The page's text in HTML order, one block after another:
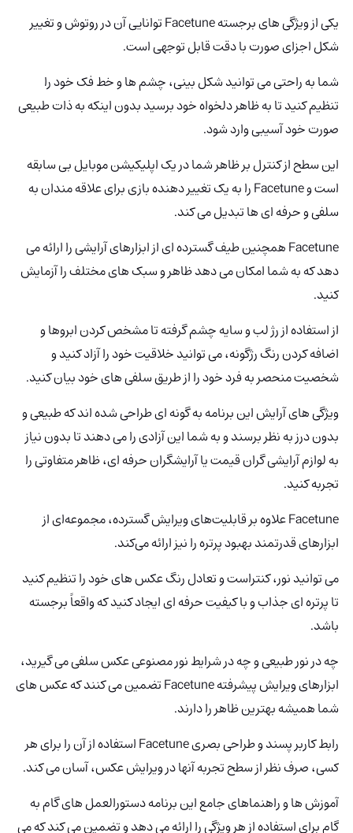
یکی از ویژگی های برجسته Facetune توانایی آن در روتوش و تغییر
شکل اجزای صورت با دقت قابل توجهی است.
شما به راحتی می توانید شکل بینی، چشم ها و خط فک خود را
تنظیم کنید تا به ظاهر دلخواه خود برسید بدون اینکه به ذات طبیعی
صورت خود آسیبی وارد شود.
این سطح از کنترل بر ظاهر شما در یک اپلیکیشن موبایل بی سابقه
است و Facetune را به یک تغییر دهنده بازی برای علاقه مندان به
سلفی و حرفه ای ها تبدیل می کند.
Facetune همچنین طیف گسترده ای از ابزارهای آرایشی را ارائه می
دهد که به شما امکان می دهد ظاهر و سبک های مختلف را آزمایش
کنید.
از استفاده از رژ لب و سایه چشم گرفته تا مشخص کردن ابروها و
اضافه کردن رنگ رژگونه، می توانید خلاقیت خود را آزاد کنید و
شخصیت منحصر به فرد خود را از طریق سلفی های خود بیان کنید.
ویژگی های آرایش این برنامه به گونه ای طراحی شده اند که طبیعی و
بدون درز به نظر برسند و به شما این آزادی را می دهند تا بدون نیاز
به لوازم آرایشی گران قیمت یا آرایشگران حرفه ای، ظاهر متفاوتی را
تجربه کنید.
Facetune علاوه بر قابلیت‌های ویرایش گسترده، مجموعه‌ای از
ابزارهای قدرتمند بهبود پرتره را نیز ارائه می‌کند.
می توانید نور، کنتراست و تعادل رنگ عکس های خود را تنظیم کنید
تا پرتره ای جذاب و با کیفیت حرفه ای ایجاد کنید که واقعاً برجسته
باشد.
چه در نور طبیعی و چه در شرایط نور مصنوعی عکس سلفی می گیرید،
ابزارهای ویرایش پیشرفته Facetune تضمین می کنند که عکس های
شما همیشه بهترین ظاهر را دارند.
رابط کاربر پسند و طراحی بصری Facetune استفاده از آن را برای هر
کسی، صرف نظر از سطح تجربه آنها در ویرایش عکس، آسان می کند.
آموزش ها و راهنماهای جامع این برنامه دستورالعمل های گام به
گام برای استفاده از هر ویژگی را ارائه می دهد و تضمین می کند که می